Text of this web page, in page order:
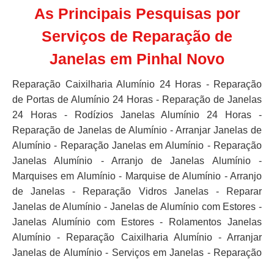
As Principais Pesquisas por
Serviços de Reparação de
Janelas em Pinhal Novo
Reparação Caixilharia Alumínio 24 Horas - Reparação
de Portas de Alumínio 24 Horas - Reparação de Janelas
24 Horas - Rodízios Janelas Alumínio 24 Horas -
Reparação de Janelas de Alumínio - Arranjar Janelas de
Alumínio - Reparação Janelas em Alumínio - Reparação
Janelas Alumínio - Arranjo de Janelas Alumínio -
Marquises em Alumínio - Marquise de Alumínio - Arranjo
de Janelas - Reparação Vidros Janelas - Reparar
Janelas de Alumínio - Janelas de Alumínio com Estores -
Janelas Alumínio com Estores - Rolamentos Janelas
Alumínio - Reparação Caixilharia Alumínio - Arranjar
Janelas de Alumínio - Serviços em Janelas - Reparação